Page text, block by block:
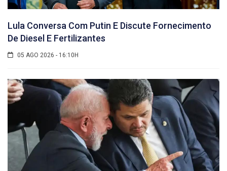
Lula Conversa Com Putin E Discute Fornecimento
De Diesel E Fertilizantes
05 AGO 2026 - 16:10H